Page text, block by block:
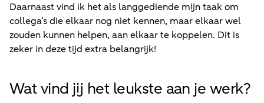
Daarnaast vind ik het als langgediende mijn taak om
collega’s die elkaar nog niet kennen, maar elkaar wel
zouden kunnen helpen, aan elkaar te koppelen. Dit is
zeker in deze tijd extra belangrijk!
Wat vind jij het leukste aan je werk?